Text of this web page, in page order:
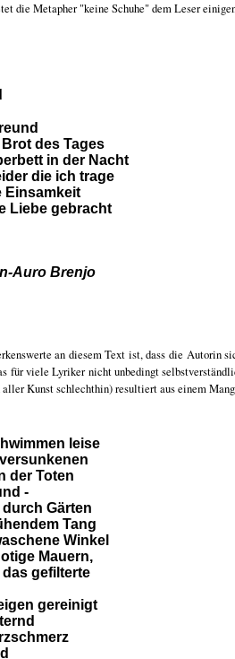
die Metapher "keine Schuhe" dem Leser
Brot des Tages
in der Nacht
die ich trage
Einsamkeit
Liebe gebracht
Auro Brenjo
an diesem Text ist, dass die Autorin
für viele Lyriker nicht unbedingt
Kunst schlechthin) resultiert aus einem
leise
der Toten
-
Gärten
Tang
Winkel
Mauern,
das gefilterte
gereinigt